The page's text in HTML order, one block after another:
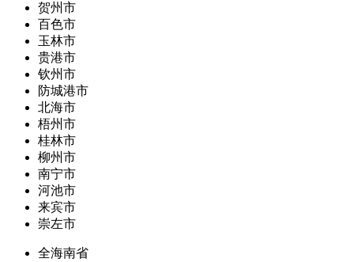
贺州市
百色市
玉林市
贵港市
钦州市
防城港市
北海市
梧州市
桂林市
柳州市
南宁市
河池市
来宾市
崇左市
全海南省